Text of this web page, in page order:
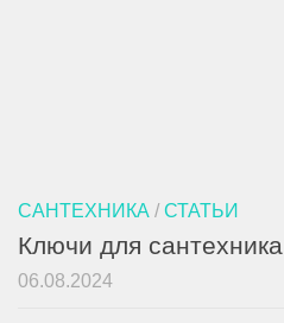
САНТЕХНИКА / СТАТЬИ
Ключи для сантехника
06.08.2024